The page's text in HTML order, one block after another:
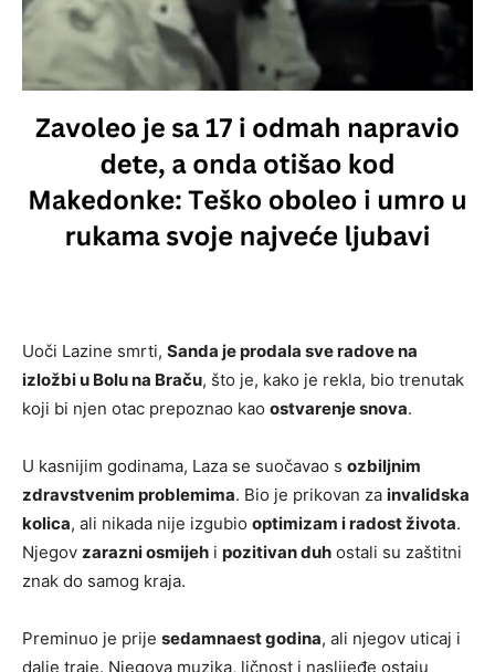
Uoči Lazine smrti, Sanda je prodala sve radove na
izložbi u Bolu na Braču, što je, kako je rekla, bio trenutak
koji bi njen otac prepoznao kao ostvarenje snova.
U kasnijim godinama, Laza se suočavao s ozbiljnim
zdravstvenim problemima. Bio je prikovan za invalidska
kolica, ali nikada nije izgubio optimizam i radost života.
Njegov zarazni osmijeh i pozitivan duh ostali su zaštitni
znak do samog kraja.
Preminuo je prije sedamnaest godina, ali njegov uticaj i
dalje traje. Njegova muzika, ličnost i naslijeđe ostaju